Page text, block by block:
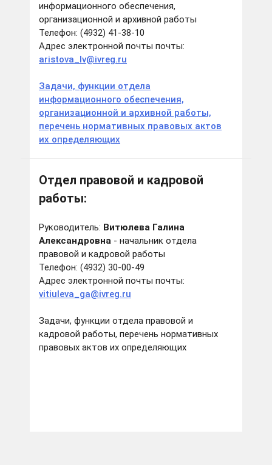
информационного обеспечения,
организационной и архивной работы
Телефон: (4932) 41-38-10
Адрес электронной почты почты:
aristova_lv@ivreg.ru
Задачи, функции отдела
информационного обеспечения,
организационной и архивной работы,
перечень нормативных правовых актов
их определяющих
Отдел правовой и кадровой
работы:
Руководитель: Витюлева Галина
Александровна - начальник отдела
правовой и кадровой работы
Телефон: (4932) 30-00-49
Адрес электронной почты почты:
vitiuleva_ga@ivreg.ru
Задачи, функции отдела правовой и
кадровой работы, перечень нормативных
правовых актов их определяющих